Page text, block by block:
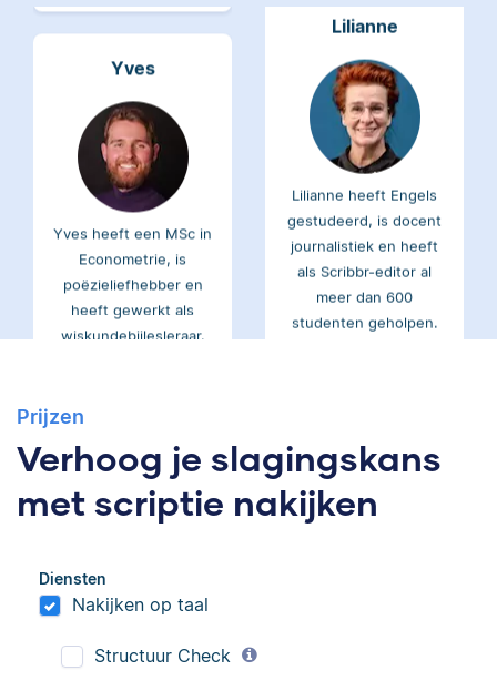
Yves
Yves heeft een MSc in
Econometrie, is
poëzieliefhebber en
heeft gewerkt als
wiskundebijlesleraar.
Eva is journalist en
werkt als senior editor
meer dan 2,5 miljoen
Lilianne heeft Engels
gestudeerd, is docent
journalistiek en heeft
als Scribbr-editor al
meer dan 600
studenten geholpen.
Prijzen
Verhoog je slagingskans
met scriptie nakijken
Diensten
Nakijken op taal
Structuur Check